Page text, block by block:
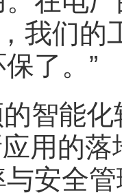
我们
了。”
智能
用的
安全